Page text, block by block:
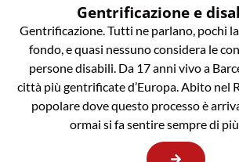
Gentrificazione e
Gentrificazione. Tutti ne parlano, pochi
fondo, e quasi nessuno considera le
persone disabili. Da 17 anni vivo a
città più gentrificate d’Europa. Abito nel
popolare dove questo processo è
ormai si fa sentire sempre di